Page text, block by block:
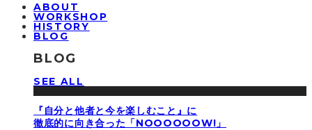
ABOUT
WORKSHOP
HISTORY
BLOG
BLOG
SEE ALL
『自分と他者と今を楽しむこと』に
徹底的に向き合った「NOOOOOOW!」